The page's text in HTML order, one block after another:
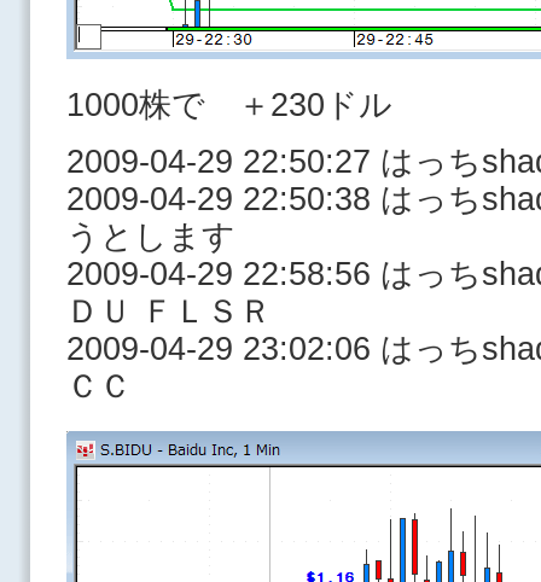
1000株で ＋230ドル
2009-04-29 22:50:27 はっち
2009-04-29 22:50:38 はっち
うとします
2009-04-29 22:58:56 はっち
ＤＵ ＦＬＳＲ
2009-04-29 23:02:06 はっち
ＣＣ